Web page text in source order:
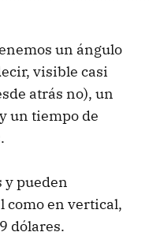
un ángulo
visible casi
atrás no), un
un tiempo de
y pueden
como en vertical,
dólares.